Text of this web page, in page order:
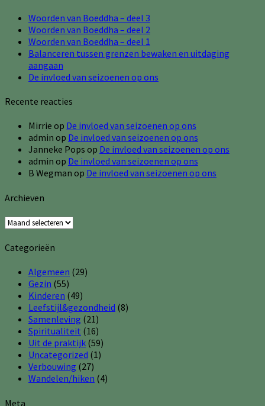
Woorden van Boeddha – deel 3
Woorden van Boeddha – deel 2
Woorden van Boeddha – deel 1
Balanceren tussen grenzen bewaken en uitdaging
aangaan
De invloed van seizoenen op ons
Recente reacties
Mirrie op De invloed van seizoenen op ons
admin op De invloed van seizoenen op ons
Janneke Pops op De invloed van seizoenen op ons
admin op De invloed van seizoenen op ons
B Wegman op De invloed van seizoenen op ons
Archieven
Archieven
Categorieën
Algemeen (29)
Gezin (55)
Kinderen (49)
Leefstijl&gezondheid (8)
Samenleving (21)
Spiritualiteit (16)
Uit de praktijk (59)
Uncategorized (1)
Verbouwing (27)
Wandelen/hiken (4)
Meta